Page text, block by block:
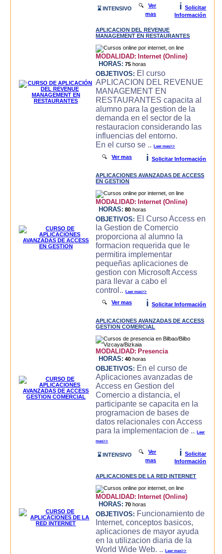
⌛ INTENSIVO 🔍Ver
mas
i
Solicitar
Información
APLICACION DEL REVENUE
MANAGEMENT EN RESTAURANTES
MODALIDAD: Internet (Online)
HORAS: 75 horas
OBJETIVOS: El curso
APLICACION DEL REVENUE
MANAGEMENT EN
RESTAURANTES capacita al
alumno para la gestion de la
demanda en el sector de la
restauracion considerando las
influencias del entorno.
En el curso se ..Leer mas>>
🔍Ver mas i Solicitar Información
APLICACIONES AVANZADAS DE ACCESS
EN GESTION
MODALIDAD: Internet (Online)
HORAS: 80 horas
OBJETIVOS: El Curso Access en
la Gestion de Comercio
proporciona al alumno la
formacion requerida que le
permitira implementar
pequeñas aplicaciones de
gestion con Microsoft Access
para llevar a cabo el
control..Leer mas>>
🔍Ver mas i Solicitar Información
APLICACIONES AVANZADAS DE ACCESS
GESTION COMERCIAL
MODALIDAD: Presencia
HORAS: 40 horas
OBJETIVOS: En el curso de
Aplicaciones avanzadas de
Access en Gestion del
Comercio a distancia, el
participante se capacita en la
programacion de bases de
datos relacionales con Access
para la implementacion de ..Leer
mas>>
⌛ INTENSIVO 🔍Ver
mas
i
Solicitar
Información
APLICACIONES DE LA RED INTERNET
MODALIDAD: Internet (Online)
HORAS: 70 horas
OBJETIVOS: Funcionamiento de
Internet, conceptos basicos,
aplicaciones de mayor ayuda
en la utilizacion diaria de la
World Wide Web. ..Leer mas>>